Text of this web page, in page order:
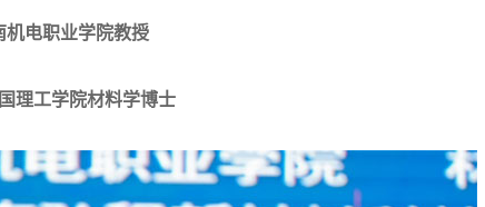
机电职业学院教授
理工学院材料学博士